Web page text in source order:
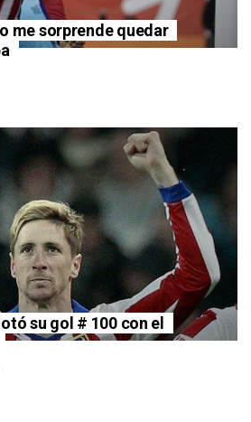
me sorprende quedar
su gol # 100 con el